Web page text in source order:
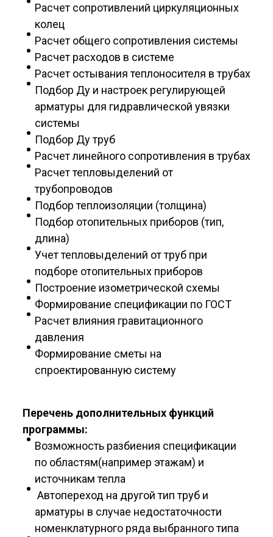
Расчет сопротивлений циркуляционных
колец
Расчет общего сопротивления системы
Расчет расходов в системе
Расчет остывания теплоносителя в трубах
Подбор Ду и настроек регулирующей
арматуры для гидравлической увязки
системы
Подбор Ду труб
Расчет линейного сопротивления в трубах
Расчет тепловыделений от
трубопроводов
Подбор теплоизоляции (толщина)
Подбор отопительных приборов (тип,
длина)
Учет тепловыделений от труб при
подборе отопительных приборов
Построение изометрической схемы
Формирование спецификации по ГОСТ
Расчет влияния гравитационного
давления
Формирование сметы на
спроектированную систему
Перечень дополнительных функций
программы:
Возможность разбиения спецификации
по областям(например этажам) и
источникам тепла
Автопереход на другой тип труб и
арматуры в случае недостаточности
номенклатурного ряда выбранного типа